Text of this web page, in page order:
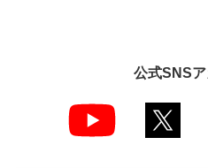
公式SNS